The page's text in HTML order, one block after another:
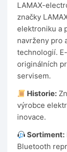
LAMAX-
značky
elektroniku a
navrženy pro
technologií.
originálních
servisem.
Historie:
výrobce
inovace.
Sortiment:
Bluetooth